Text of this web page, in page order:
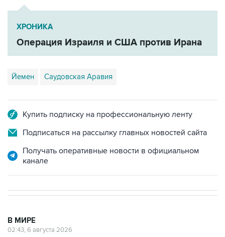
ХРОНИКА
Операция Израиля и США против Ирана
Йемен Саудовская Аравия
Купить подписку на профессиональную ленту
Подписаться на рассылку главных новостей сайта
Получать оперативные новости в официальном
канале
В МИРЕ
02:43, 6 августа 2026